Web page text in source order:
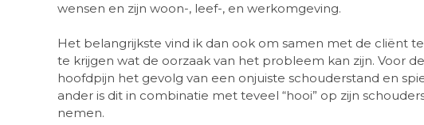
wensen en zijn woon-, leef-, en werkomgeving.
Het belangrijkste vind ik dan ook om samen met de cliënt
te krijgen wat de oorzaak van het probleem kan zijn. Voor
hoofdpijn het gevolg van een onjuiste schouderstand en
ander is dit in combinatie met teveel “hooi” op zijn
nemen.